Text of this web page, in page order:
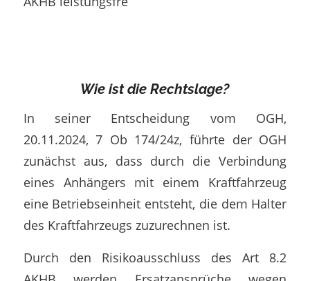
Wie ist die Rechtslage?
In seiner Entscheidung vom OGH,
20.11.2024, 7 Ob 174/24z, führte der OGH
zunächst aus, dass durch die Verbindung
eines Anhängers mit einem Kraftfahrzeug
eine Betriebseinheit entsteht, die dem Halter
des Kraftfahrzeugs zuzurechnen ist.
Durch den Risikoausschluss des Art 8.2